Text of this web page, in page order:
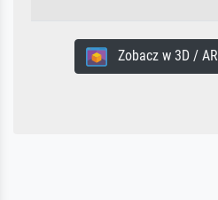
Zobacz w 3D / AR